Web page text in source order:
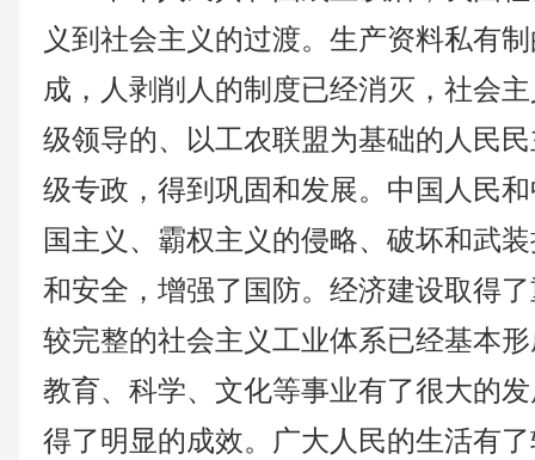
义到社会主义的过渡。生产资料私有
成，人剥削人的制度已经消灭，社会
级领导的、以工农联盟为基础的人民
级专政，得到巩固和发展。中国人民
国主义、霸权主义的侵略、破坏和武
和安全，增强了国防。经济建设取得
较完整的社会主义工业体系已经基本
教育、科学、文化等事业有了很大的
得了明显的成效。广大人民的生活有